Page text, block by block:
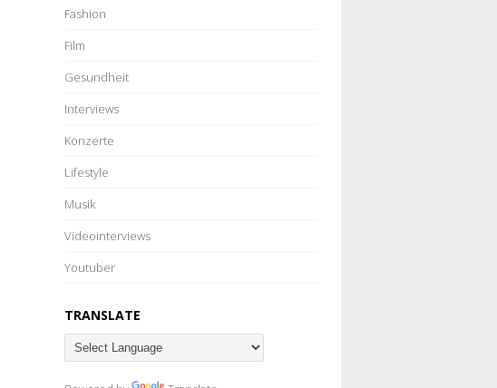
Fashion
Film
Gesundheit
Interviews
Konzerte
Lifestyle
Musik
Videointerviews
Youtuber
TRANSLATE